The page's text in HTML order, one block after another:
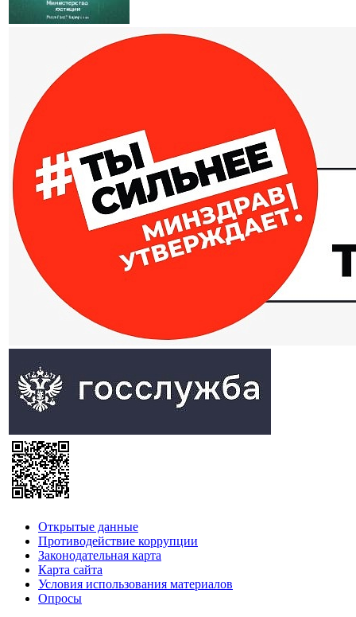
Открытые данные
Противодействие коррупции
Законодательная карта
Карта сайта
Условия использования материалов
Опросы